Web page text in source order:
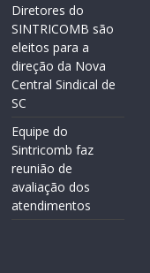
Diretores do
SINTRICOMB são
eleitos para a
direção da Nova
Central Sindical de
SC
Equipe do
Sintricomb faz
reunião de
avaliação dos
atendimentos